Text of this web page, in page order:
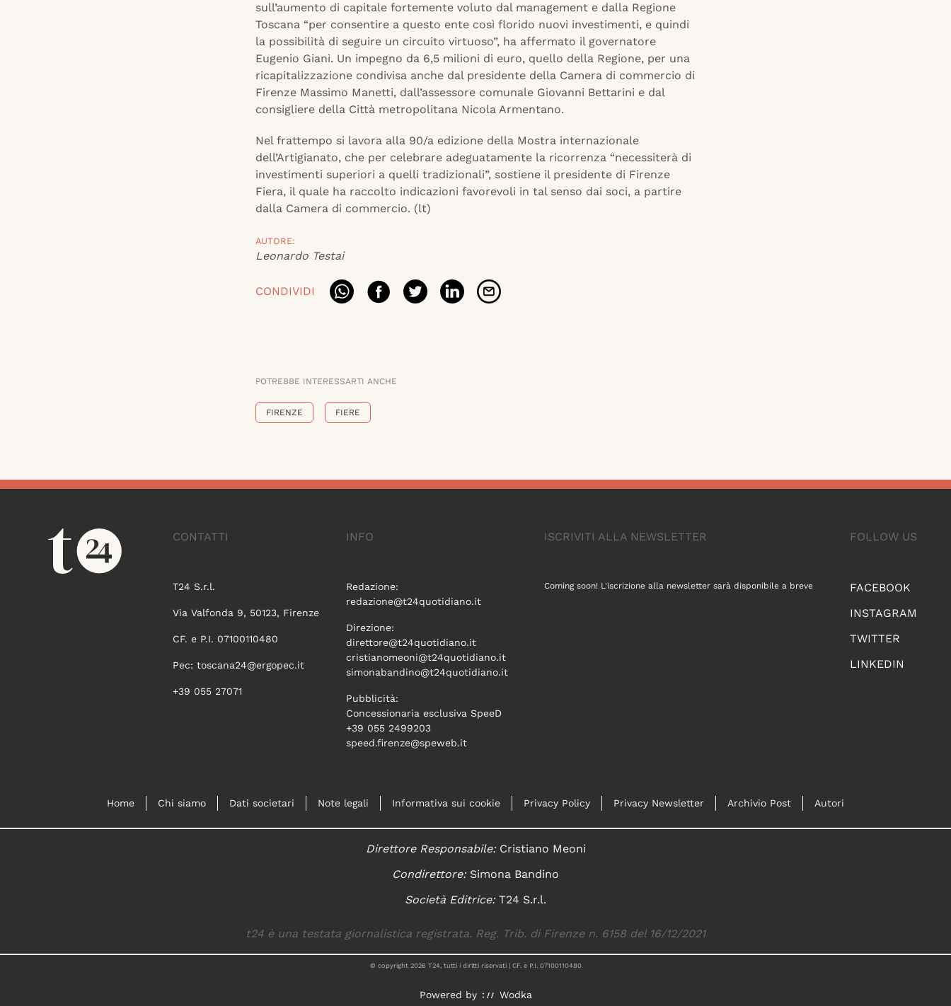
sull’aumento di capitale fortemente voluto dal management e dalla Regione
Toscana “per consentire a questo ente così florido nuovi investimenti, e quindi
la possibilità di seguire un circuito virtuoso”, ha affermato il governatore
Eugenio Giani. Un impegno da 6,5 milioni di euro, quello della Regione, per una
ricapitalizzazione condivisa anche dal presidente della Camera di commercio di
Firenze Massimo Manetti, dall’assessore comunale Giovanni Bettarini e dal
consigliere della Città metropolitana Nicola Armentano.
Nel frattempo si lavora alla 90/a edizione della Mostra internazionale
dell’Artigianato, che per celebrare adeguatamente la ricorrenza “necessiterà di
investimenti superiori a quelli tradizionali”, sostiene il presidente di Firenze
Fiera, il quale ha raccolto indicazioni favorevoli in tal senso dai soci, a partire
dalla Camera di commercio. (lt)
AUTORE:
Leonardo Testai
CONDIVIDI
POTREBBE INTERESSARTI ANCHE
FIRENZE FIERE
CONTATTI
T24 S.r.l.
Via Valfonda 9, 50123, Firenze
CF. e P.I. 07100110480
Pec: toscana24@ergopec.it
+39 055 27071
INFO
Redazione:
redazione@t24quotidiano.it
Direzione:
direttore@t24quotidiano.it
cristianomeoni@t24quotidiano.it
simonabandino@t24quotidiano.it
Pubblicità:
Concessionaria esclusiva SpeeD
+39 055 2499203
speed.firenze@speweb.it
FOLLOW US
FACEBOOK
INSTAGRAM
TWITTER
LINKEDIN
ISCRIVITI ALLA NEWSLETTER
Coming soon! L'iscrizione alla newsletter sarà disponibile a breve
Home Chi siamo Dati societari Note legali Informativa sui cookie Privacy Policy Privacy Newsletter Archivio Post Autori
Direttore Responsabile:Cristiano Meoni
Condirettore:Simona Bandino
Società Editrice:T24 S.r.l.
t24 è una testata giornalistica registrata. Reg. Trib. di Firenze n. 6158 del 16/12/2021
© copyright 2026 T24, tutti i diritti riservati | CF. e P.I. 07100110480
Powered by Wodka